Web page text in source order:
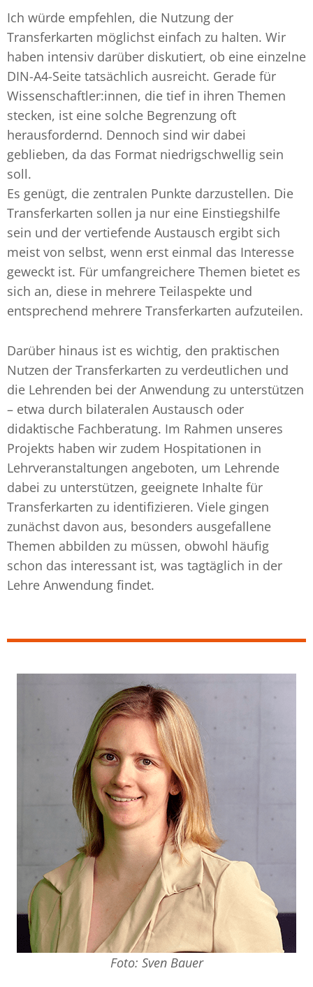
Ich würde empfehlen, die Nutzung der
Transferkarten möglichst einfach zu halten. Wir
haben intensiv darüber diskutiert, ob eine einzelne
DIN-A4-Seite tatsächlich ausreicht. Gerade für
Wissenschaftler:innen, die tief in ihren Themen
stecken, ist eine solche Begrenzung oft
herausfordernd. Dennoch sind wir dabei
geblieben, da das Format niedrigschwellig sein
soll.
Es genügt, die zentralen Punkte darzustellen. Die
Transferkarten sollen ja nur eine Einstiegshilfe
sein und der vertiefende Austausch ergibt sich
meist von selbst, wenn erst einmal das Interesse
geweckt ist. Für umfangreichere Themen bietet es
sich an, diese in mehrere Teilaspekte und
entsprechend mehrere Transferkarten aufzuteilen.
Darüber hinaus ist es wichtig, den praktischen
Nutzen der Transferkarten zu verdeutlichen und
die Lehrenden bei der Anwendung zu unterstützen
– etwa durch bilateralen Austausch oder
didaktische Fachberatung. Im Rahmen unseres
Projekts haben wir zudem Hospitationen in
Lehrveranstaltungen angeboten, um Lehrende
dabei zu unterstützen, geeignete Inhalte für
Transferkarten zu identifizieren. Viele gingen
zunächst davon aus, besonders ausgefallene
Themen abbilden zu müssen, obwohl häufig
schon das interessant ist, was tagtäglich in der
Lehre Anwendung findet.
Foto: Sven Bauer